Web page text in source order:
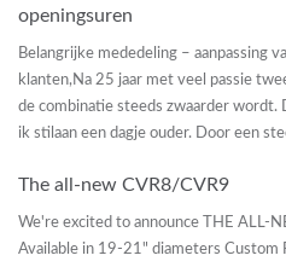
openingsuren
Belangrijke mededeling – aanpassing
klanten,Na 25 jaar met veel passie
de combinatie steeds zwaarder wordt.
ik stilaan een dagje ouder. Door een
The all-new CVR8/CVR9
We're excited to announce THE ALL-
Available in 19-21" diameters Custom